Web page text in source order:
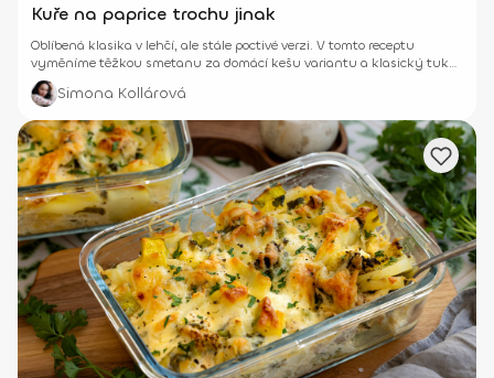
Kuře na paprice trochu jinak
Oblíbená klasika v lehčí, ale stále poctivé verzi. V tomto receptu
vyměníme těžkou smetanu za domácí kešu variantu a klasický tuk
za kvalitní ghí.
Simona Kollárová